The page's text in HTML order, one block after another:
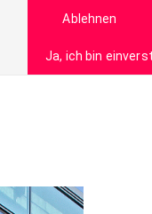
Ablehnen
Ja, ich bin